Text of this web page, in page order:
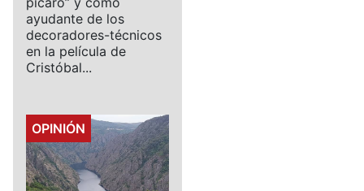
ayudante de los
decoradores-técnicos
en la película de
Cristóbal...
Details
OPINIÓN